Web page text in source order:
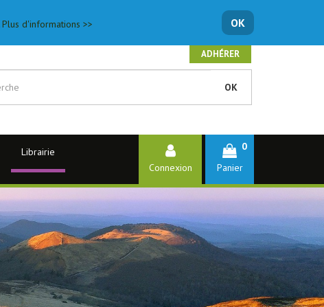
Plus d'informations >> OK
ADHÉRER
OK
Librairie
Connexion
0
Panier